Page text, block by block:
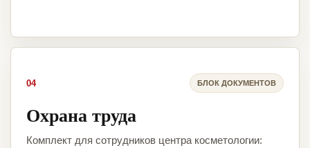
04 БЛОК ДОКУМЕНТОВ
Охрана труда
Комплект для сотрудников центра косметологии: